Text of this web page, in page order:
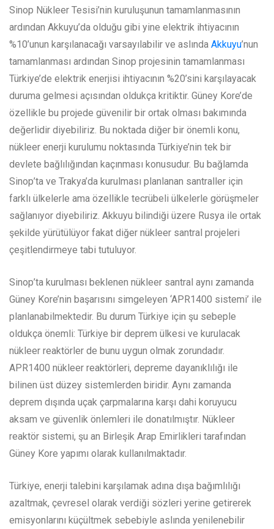
Sinop Nükleer Tesisi’nin kuruluşunun tamamlanmasının
ardından Akkuyu’da olduğu gibi yine elektrik ihtiyacının
%10’unun karşılanacağı varsayılabilir ve aslında Akkuyu’nun
tamamlanması ardından Sinop projesinin tamamlanması
Türkiye’de elektrik enerjisi ihtiyacının %20’sini karşılayacak
duruma gelmesi açısından oldukça kritiktir. Güney Kore’de
özellikle bu projede güvenilir bir ortak olması bakımında
değerlidir diyebiliriz. Bu noktada diğer bir önemli konu,
nükleer enerji kurulumu noktasında Türkiye’nin tek bir
devlete bağlılığından kaçınması konusudur. Bu bağlamda
Sinop’ta ve Trakya’da kurulması planlanan santraller için
farklı ülkelerle ama özellikle tecrübeli ülkelerle görüşmeler
sağlanıyor diyebiliriz. Akkuyu bilindiği üzere Rusya ile ortak
şekilde yürütülüyor fakat diğer nükleer santral projeleri
çeşitlendirmeye tabi tutuluyor.
Sinop’ta kurulması beklenen nükleer santral aynı zamanda
Güney Kore’nin başarısını simgeleyen ‘APR1400 sistemi’ ile
planlanabilmektedir. Bu durum Türkiye için şu sebeple
oldukça önemli: Türkiye bir deprem ülkesi ve kurulacak
nükleer reaktörler de bunu uygun olmak zorundadır.
APR1400 nükleer reaktörleri, depreme dayanıklılığı ile
bilinen üst düzey sistemlerden biridir. Aynı zamanda
deprem dışında uçak çarpmalarına karşı dahi koruyucu
aksam ve güvenlik önlemleri ile donatılmıştır. Nükleer
reaktör sistemi, şu an Birleşik Arap Emirlikleri tarafından
Güney Kore yapımı olarak kullanılmaktadır.
Türkiye, enerji talebini karşılamak adına dışa bağımlılığı
azaltmak, çevresel olarak verdiği sözleri yerine getirerek
emisyonlarını küçültmek sebebiyle aslında yenilenebilir